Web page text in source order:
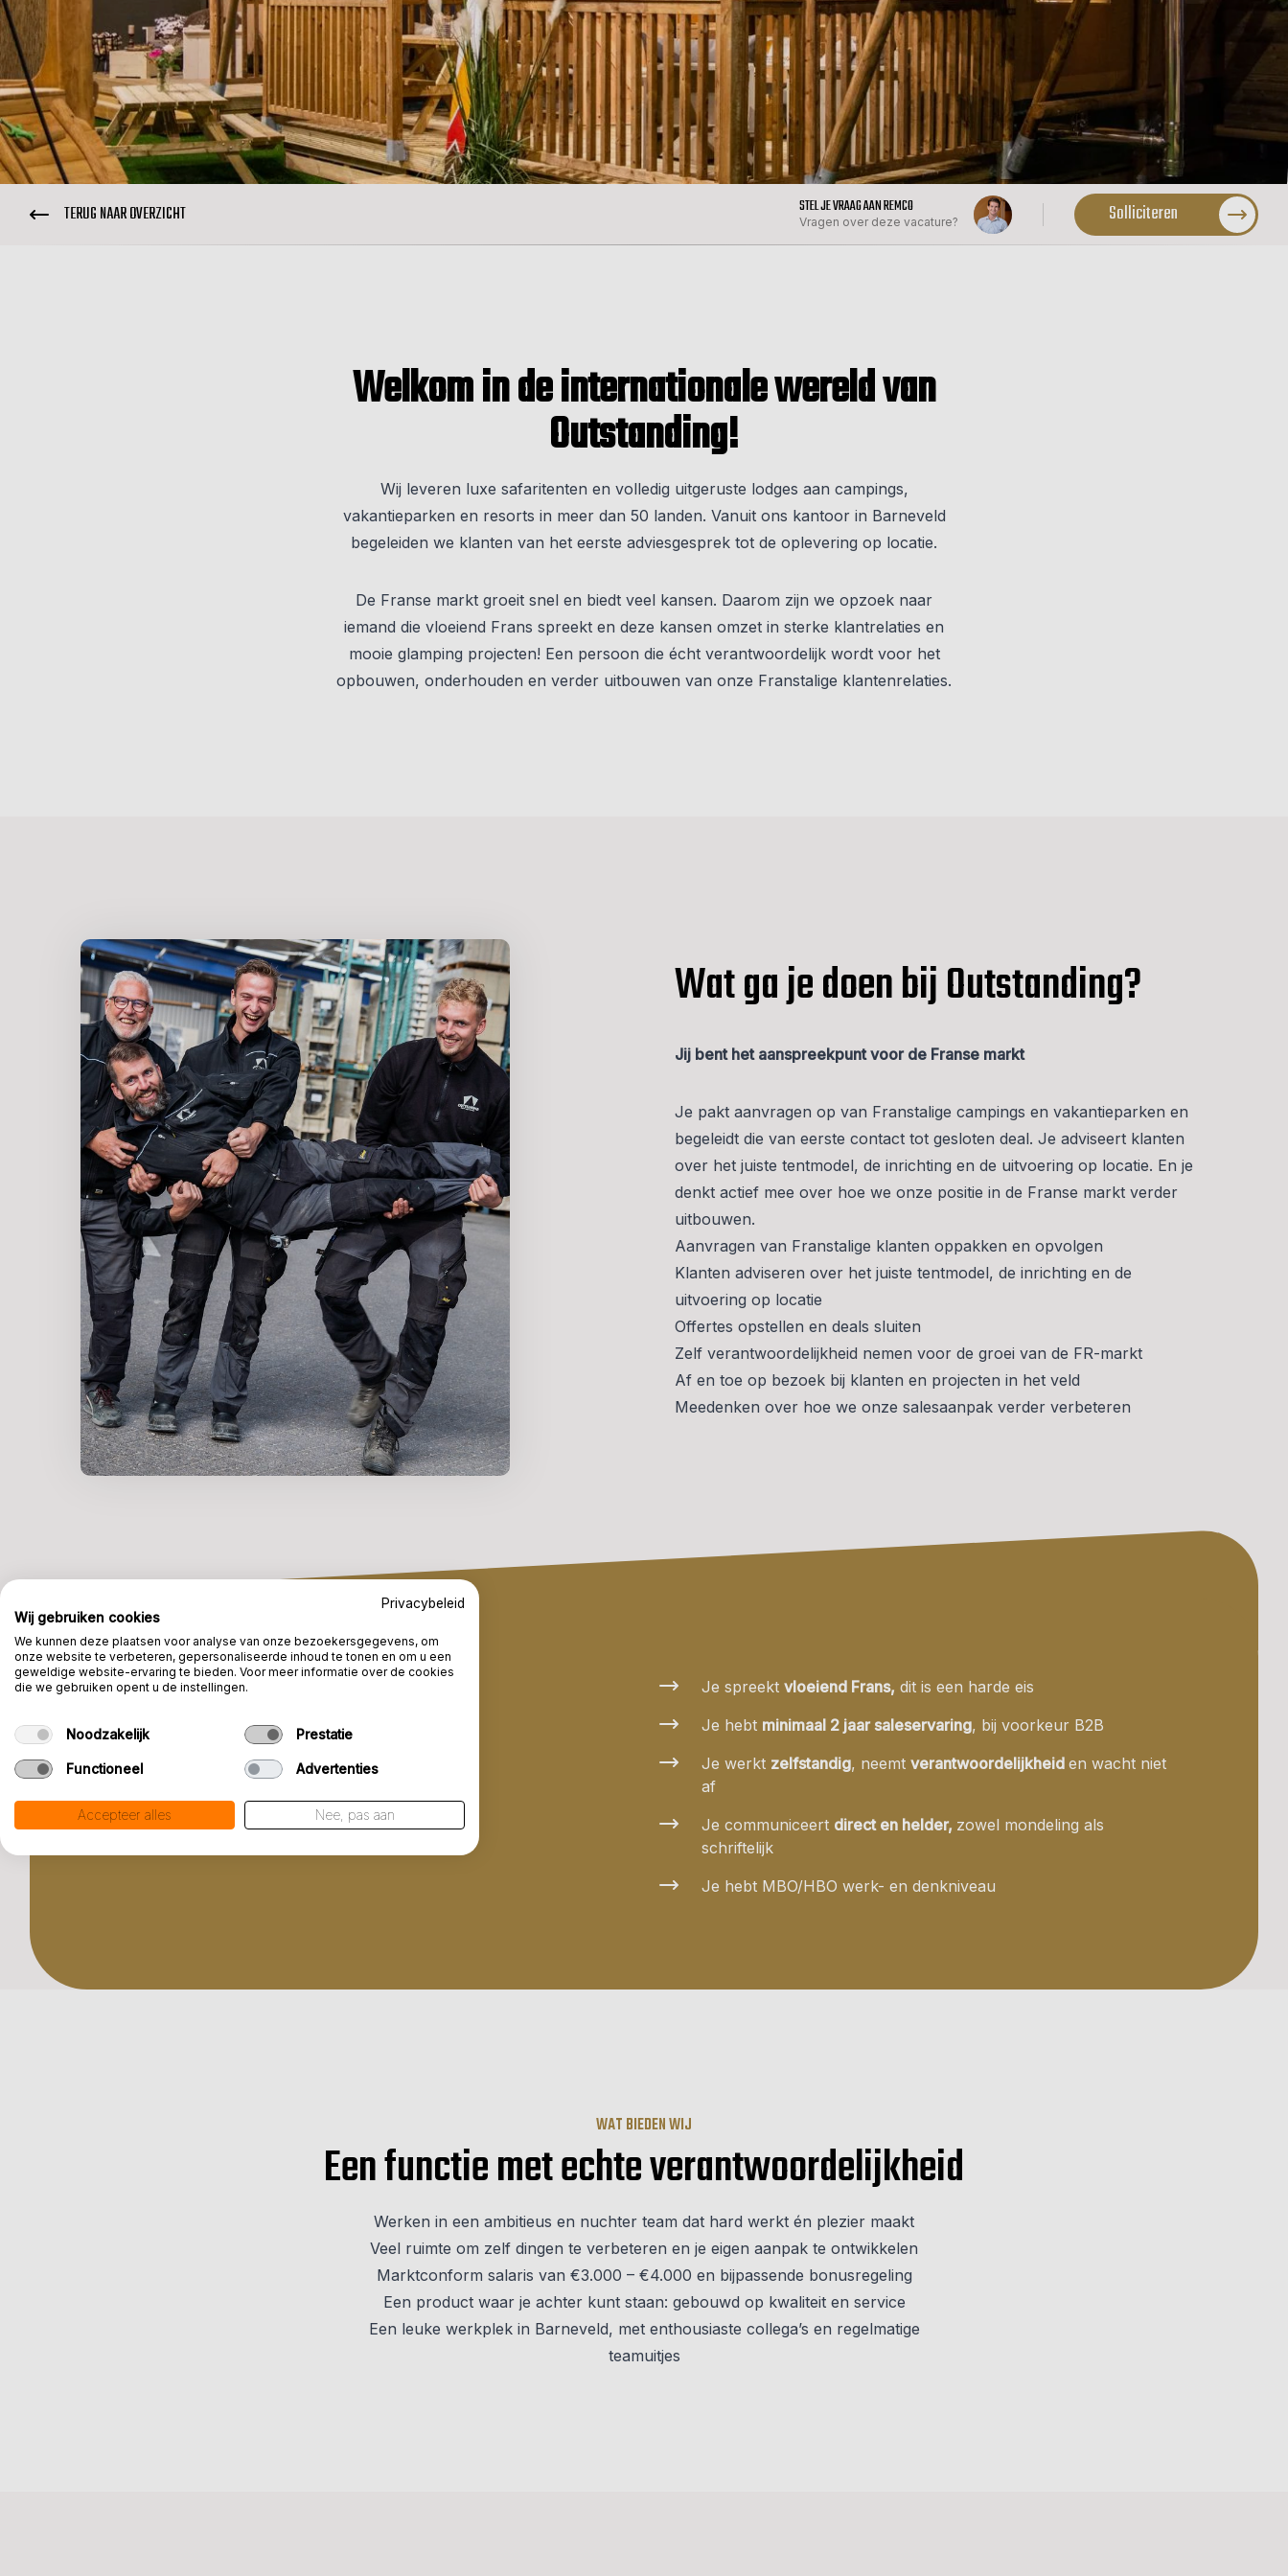
TERUG NAAR OVERZICHT STEL JE VRAAG AAN REMCO
Vragen over deze vacature? Solliciteren
Welkom in de internationale wereld van
Outstanding!
Wij leveren luxe safaritenten en volledig uitgeruste lodges aan campings,
vakantieparken en resorts in meer dan 50 landen. Vanuit ons kantoor in Barneveld
begeleiden we klanten van het eerste adviesgesprek tot de oplevering op locatie.
De Franse markt groeit snel en biedt veel kansen. Daarom zijn we opzoek naar
iemand die vloeiend Frans spreekt en deze kansen omzet in sterke klantrelaties en
mooie glamping projecten! Een persoon die écht verantwoordelijk wordt voor het
opbouwen, onderhouden en verder uitbouwen van onze Franstalige klantenrelaties.
Wat ga je doen bij Outstanding?
Jij bent het aanspreekpunt voor de Franse markt
Je pakt aanvragen op van Franstalige campings en vakantieparken en
begeleidt die van eerste contact tot gesloten deal. Je adviseert klanten
over het juiste tentmodel, de inrichting en de uitvoering op locatie. En je
denkt actief mee over hoe we onze positie in de Franse markt verder
uitbouwen.
Aanvragen van Franstalige klanten oppakken en opvolgen
Klanten adviseren over het juiste tentmodel, de inrichting en de
uitvoering op locatie
Offertes opstellen en deals sluiten
Zelf verantwoordelijkheid nemen voor de groei van de FR-markt
Af en toe op bezoek bij klanten en projecten in het veld
Meedenken over hoe we onze salesaanpak verder verbeteren
HERKEN JIJ JIJZELF HIERIN?
Dit ben jij
Je spreekt vloeiend Frans, dit is een harde eis
Je hebt minimaal 2 jaar saleservaring, bij voorkeur B2B
Je werkt zelfstandig, neemt verantwoordelijkheid en wacht niet
af
Je communiceert direct en helder, zowel mondeling als
schriftelijk
Je hebt MBO/HBO werk- en denkniveau
WAT BIEDEN WIJ
Een functie met echte verantwoordelijkheid
Werken in een ambitieus en nuchter team dat hard werkt én plezier maakt
Veel ruimte om zelf dingen te verbeteren en je eigen aanpak te ontwikkelen
Marktconform salaris van €3.000 – €4.000 en bijpassende bonusregeling
Een product waar je achter kunt staan: gebouwd op kwaliteit en service
Een leuke werkplek in Barneveld, met enthousiaste collega’s en regelmatige
teamuitjes
Privacybeleid
Wij gebruiken cookies
We kunnen deze plaatsen voor analyse van onze bezoekersgegevens, om
onze website te verbeteren, gepersonaliseerde inhoud te tonen en om u een
geweldige website-ervaring te bieden. Voor meer informatie over de cookies
die we gebruiken opent u de instellingen.
Noodzakelijk Prestatie
Functioneel Advertenties
Accepteer alles Nee, pas aan